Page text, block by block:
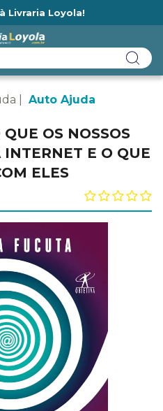
Livraria Loyola!
Auto Ajuda
OS NOSSOS
E O QUE
ELES